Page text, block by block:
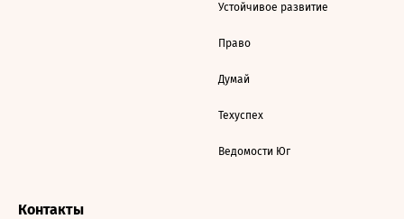
Устойчивое развитие
Право
Думай
Техуспех
Ведомости Юг
Контакты